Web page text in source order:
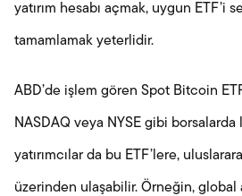
yatırım hesabı açmak, uygun ETF’i
tamamlamak yeterlidir.
ABD’de işlem gören Spot Bitcoin
NASDAQ veya NYSE gibi borsalarda
yatırımcılar da bu ETF’lere,
üzerinden ulaşabilir. Örneğin, global